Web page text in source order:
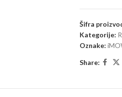
Šifra
Kategorije:
Oznake:
Share: